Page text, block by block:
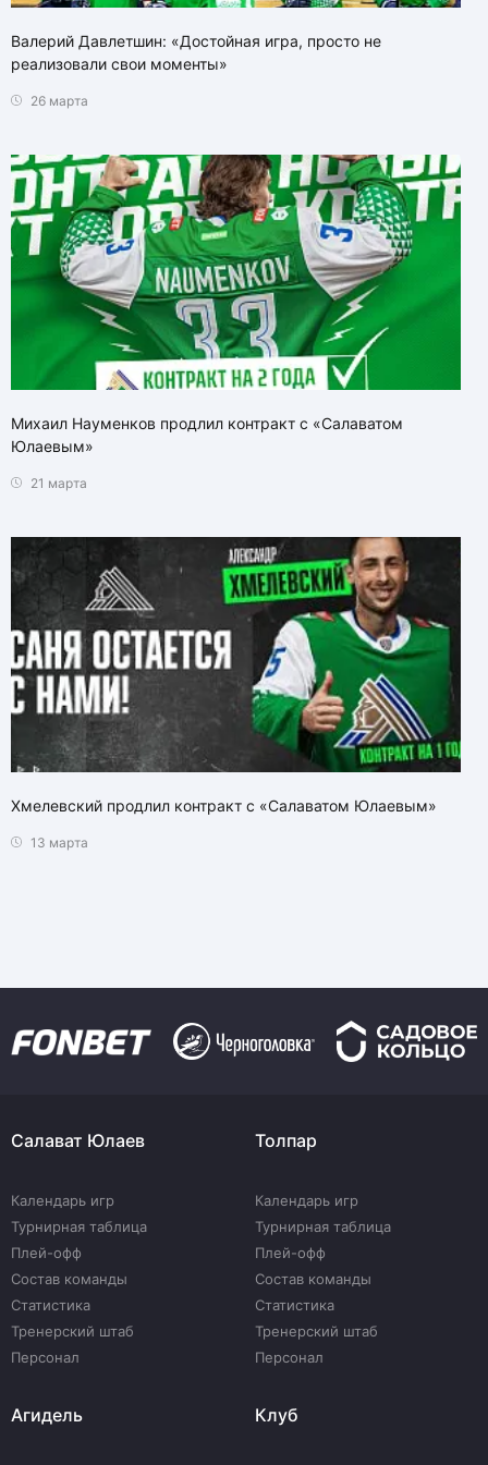
Валерий Давлетшин: «Достойная игра, просто не
реализовали свои моменты»
26 марта
Михаил Науменков продлил контракт с «Салаватом
Юлаевым»
21 марта
Хмелевский продлил контракт с «Салаватом Юлаевым»
13 марта
Салават Юлаев
Календарь игр
Турнирная таблица
Плей-офф
Состав команды
Статистика
Тренерский штаб
Персонал
Толпар
Календарь игр
Турнирная таблица
Плей-офф
Состав команды
Статистика
Тренерский штаб
Персонал
Агидель Клуб